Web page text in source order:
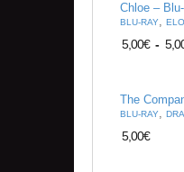
Chloe –
BLU-RAY,
5,00€ -
The
BLU-RAY,
5,00€